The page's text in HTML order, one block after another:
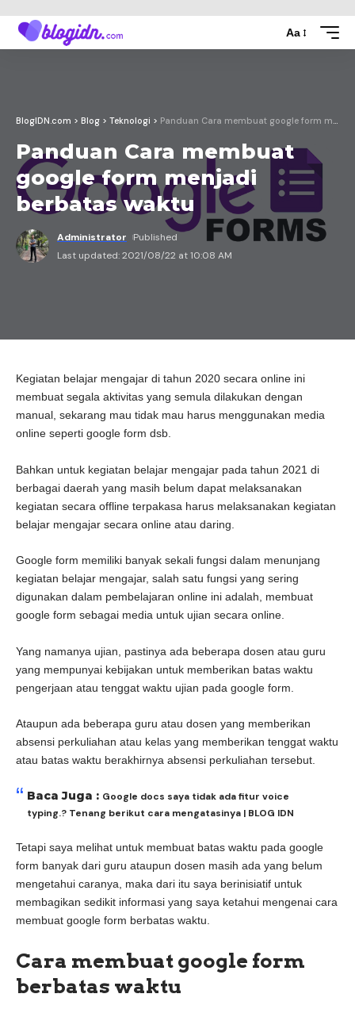
Aa
BlogIDN.com > Blog > Teknologi > Panduan Cara membuat google form menjadi berbatas waktu
Panduan Cara membuat
google form menjadi
berbatas waktu
Last updated: 2021/08/22 at 10:08 AM
Administrator Published
Kegiatan belajar mengajar di tahun 2020 secara online ini
membuat segala aktivitas yang semula dilakukan dengan
manual, sekarang mau tidak mau harus menggunakan media
online seperti google form dsb.
Bahkan untuk kegiatan belajar mengajar pada tahun 2021 di
berbagai daerah yang masih belum dapat melaksanakan
kegiatan secara offline terpakasa harus melaksanakan kegiatan
belajar mengajar secara online atau daring.
Google form memiliki banyak sekali fungsi dalam menunjang
kegiatan belajar mengajar, salah satu fungsi yang sering
digunakan dalam pembelajaran online ini adalah, membuat
google form sebagai media untuk ujian secara online.
Yang namanya ujian, pastinya ada beberapa dosen atau guru
yang mempunyai kebijakan untuk memberikan batas waktu
pengerjaan atau tenggat waktu ujian pada google form.
Ataupun ada beberapa guru atau dosen yang memberikan
absensi perkuliahan atau kelas yang memberikan tenggat waktu
atau batas waktu berakhirnya absensi perkuliahan tersebut.
Baca Juga : Google docs saya tidak ada fitur voice
typing.? Tenang berikut cara mengatasinya | BLOG IDN
Tetapi saya melihat untuk membuat batas waktu pada google
form banyak dari guru ataupun dosen masih ada yang belum
mengetahui caranya, maka dari itu saya berinisiatif untuk
membagikan sedikit informasi yang saya ketahui mengenai cara
membuat google form berbatas waktu.
Cara membuat google form
berbatas waktu